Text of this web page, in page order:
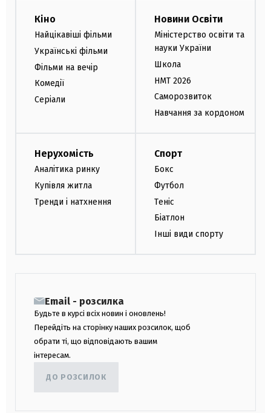
Кіно
Найцікавіші фільми
Українські фільми
Фільми на вечір
Комедії
Серіали
Новини Освіти
Міністерство освіти та
науки України
Школа
НМТ 2026
Саморозвиток
Навчання за кордоном
Нерухомість
Аналітика ринку
Купівля житла
Тренди і натхнення
Спорт
Бокс
Футбол
Теніс
Біатлон
Інші види спорту
Email - розсилка
Будьте в курсі всіх новин і оновлень!
Перейдіть на сторінку наших розсилок, щоб
обрати ті, що відповідають вашим
інтересам.
ДО РОЗСИЛОК